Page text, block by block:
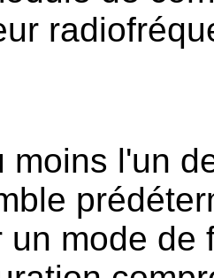
moins l'un
un mode de